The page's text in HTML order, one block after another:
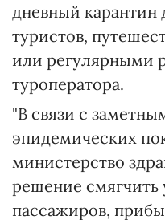
дневный карантин
туристов,
или регулярными
туроператора.
"В связи с
эпидемических
министерство
решение смягчить
пассажиров,